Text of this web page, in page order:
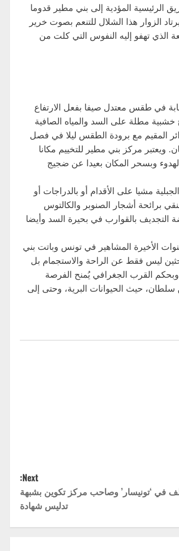
الرئيسية المؤدية إلى بني مطير قدوما
الزوار هذا الشلال للتنعم بصوت خرير
تهفو إليه النفوس التي كلت من
في طقس معتدل صيفا بفعل الارتفاع
مطلة على السد والمياه الصافية
المقيم مع برودة الطقس ليلا في فصل
ويعتبر مركز بني مطير للتخييم مكانا
وبسحر المكان بعيدا عن ضجيج
مشيا على الأقدام أو بالدراجات أو
برائحة أشجار الصنوبر والكالتوس
التجديف بالقوارب في بحيرة السد وأيضا
الأخيرة المشاهير في تونس وباتت بني
ليس فقط عن الراحة والاستجمام بل
القرب الجغرافي يُمنح الفرصة
حيث الحيوانات البرية، وحتى إلى
Next:
في ‘تونيسار’ وصاحب مركز تكوين بشبهة
تدليس شهادة